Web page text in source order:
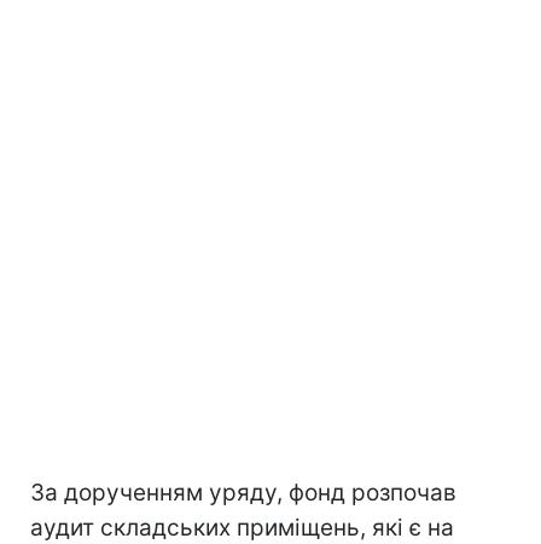
За дорученням уряду, фонд розпочав
аудит складських приміщень, які є на